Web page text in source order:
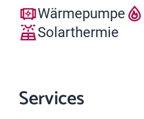
Wärmepumpe
Solarthermie
Services